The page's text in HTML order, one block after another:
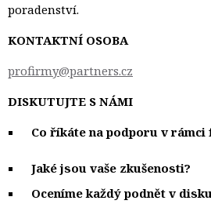
poradenství.
KONTAKTNÍ OSOBA
profirmy@partners.cz
DISKUTUJTE S NÁMI
Co říkáte na podporu v rámci
Jaké jsou vaše zkušenosti?
Oceníme každý podnět v